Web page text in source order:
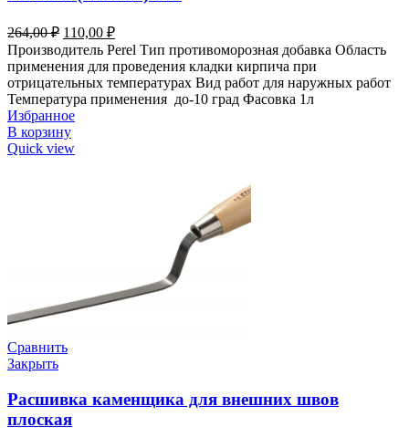
264,00₽ 110,00 ₽
Производитель Perel Тип противоморозная добавка Область
применения для проведения кладки кирпича при
отрицательных температурах Вид работ для наружных работ
Температура применения до-10 град Фасовка 1л
Избранное
В корзину
Quick view
Сравнить
Закрыть
Расшивка каменщика для внешних швов
плоская